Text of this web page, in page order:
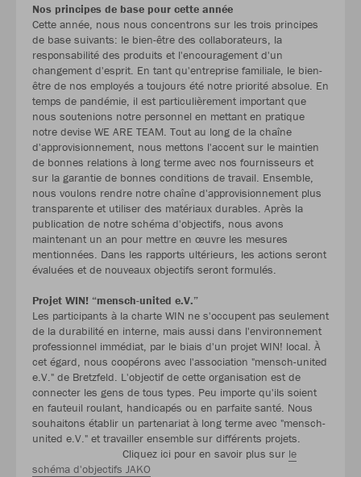
Nos principes de base pour cette année
Cette année, nous nous concentrons sur les trois principes
de base suivants: le bien-être des collaborateurs, la
responsabilité des produits et l'encouragement d'un
changement d'esprit. En tant qu'entreprise familiale, le bien-
être de nos employés a toujours été notre priorité absolue. En
temps de pandémie, il est particulièrement important que
nous soutenions notre personnel en mettant en pratique
notre devise WE ARE TEAM. Tout au long de la chaîne
d'approvisionnement, nous mettons l'accent sur le maintien
de bonnes relations à long terme avec nos fournisseurs et
sur la garantie de bonnes conditions de travail. Ensemble,
nous voulons rendre notre chaîne d'approvisionnement plus
transparente et utiliser des matériaux durables. Après la
publication de notre schéma d'objectifs, nous avons
maintenant un an pour mettre en œuvre les mesures
mentionnées. Dans les rapports ultérieurs, les actions seront
évaluées et de nouveaux objectifs seront formulés.
Projet WIN! “mensch-united e.V.”
Les participants à la charte WIN ne s'occupent pas seulement
de la durabilité en interne, mais aussi dans l'environnement
professionnel immédiat, par le biais d'un projet WIN! local. À
cet égard, nous coopérons avec l'association "mensch-united
e.V." de Bretzfeld. L'objectif de cette organisation est de
connecter les gens de tous types. Peu importe qu'ils soient
en fauteuil roulant, handicapés ou en parfaite santé. Nous
souhaitons établir un partenariat à long terme avec "mensch-
united e.V." et travailler ensemble sur différents projets.
Cliquez ici pour en savoir plus sur le
schéma d'objectifs JAKO